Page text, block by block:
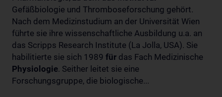
Gefäßbiologie und Thromboseforschung gehört.
Nach dem Medizinstudium an der Universität Wien
führte sie ihre wissenschaftliche Ausbildung u.a. an
das Scripps Research Institute (La Jolla, USA). Sie
habilitierte sie sich 1989 für das Fach Medizinische
Physiologie. Seither leitet sie eine
Forschungsgruppe, die biologische...